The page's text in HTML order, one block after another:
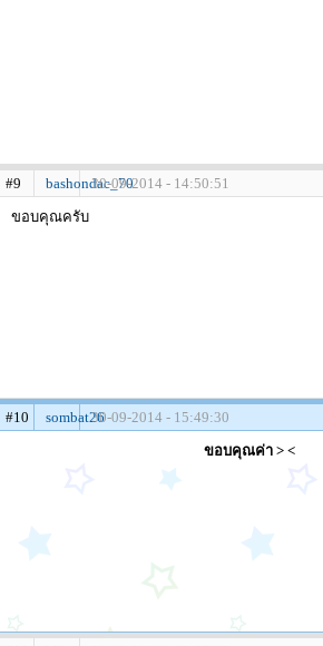
#9 bashondac_7030-09-2014 - 14:50:51
ขอบคุณครับ
#10 sombat2630-09-2014 - 15:49:30
ขอบคุณค่า > <